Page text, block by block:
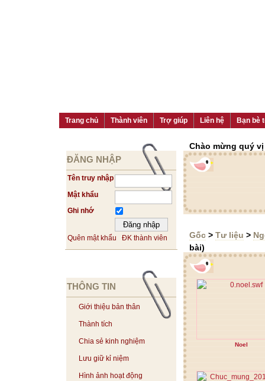
Trang chủ Thành viên Trợ giúp Liên hệ Bạn bè
ĐĂNG NHẬP
Tên truy nhập
Mật khẩu
Ghi nhớ
Quên mật khẩu ĐK thành viên
THÔNG TIN
Giới thiệu bản thân
Thành tích
Chia sẻ kinh nghiệm
Lưu giữ kỉ niệm
Hình ảnh hoạt động
Chào mừng quý
Gốc > Tư liệu >
bài)
Noel